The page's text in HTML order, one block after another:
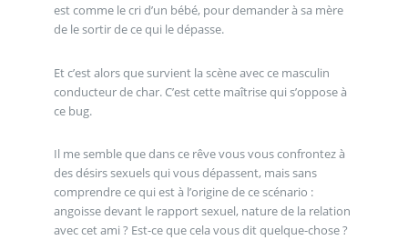
est comme le cri d’un bébé, pour demander à sa mère
de le sortir de ce qui le dépasse.
Et c’est alors que survient la scène avec ce masculin
conducteur de char. C’est cette maîtrise qui s’oppose à
ce bug.
Il me semble que dans ce rêve vous vous confrontez à
des désirs sexuels qui vous dépassent, mais sans
comprendre ce qui est à l’origine de ce scénario :
angoisse devant le rapport sexuel, nature de la relation
avec cet ami ? Est-ce que cela vous dit quelque-chose ?